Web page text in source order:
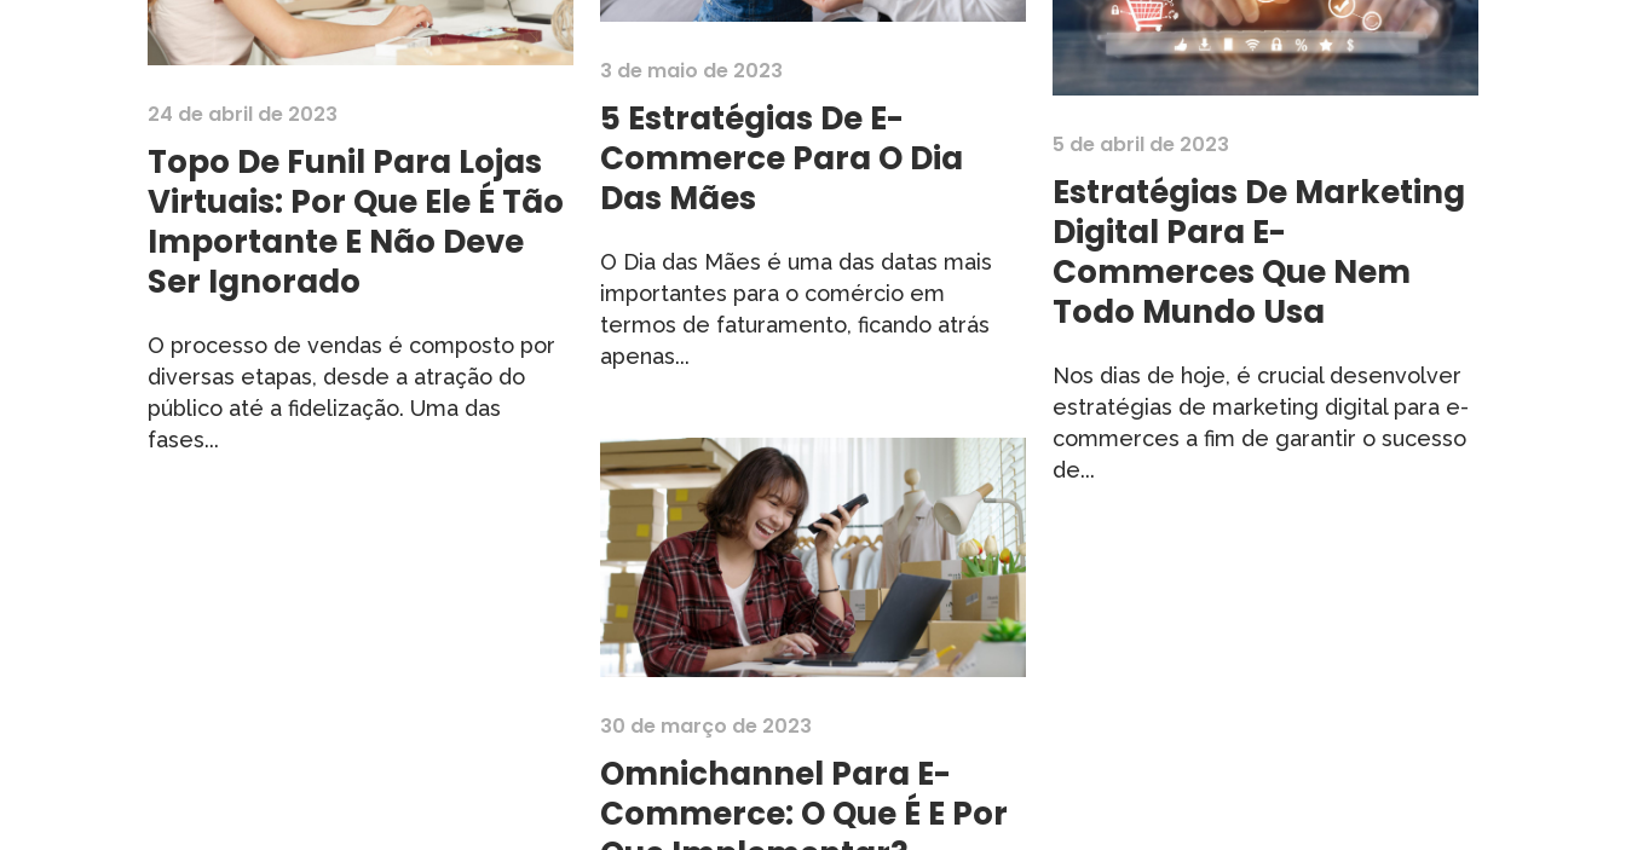
3 de maio de 2023
5 Estratégias De E-
Commerce Para O Dia
Das Mães
O Dia das Mães é uma das datas mais
importantes para o comércio em
termos de faturamento, ficando atrás
apenas...
24 de abril de 2023
Topo De Funil Para Lojas
Virtuais: Por Que Ele É Tão
Importante E Não Deve
Ser Ignorado
O processo de vendas é composto por
diversas etapas, desde a atração do
público até a fidelização. Uma das
fases...
5 de abril de 2023
Estratégias De Marketing
Digital Para E-
Commerces Que Nem
Todo Mundo Usa
Nos dias de hoje, é crucial desenvolver
estratégias de marketing digital para e-
commerces a fim de garantir o sucesso
de...
30 de março de 2023
Omnichannel Para E-
Commerce: O Que É E Por